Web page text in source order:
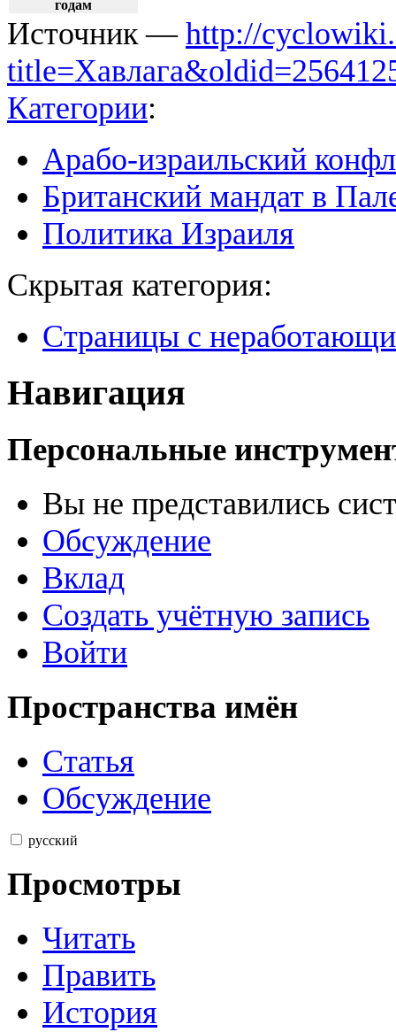
годам
Источник — http://
Категории:
Арабо-израильский
Британский мандат в
Политика Израиля
Скрытая категория:
Страницы с
Навигация
Персональные
Вы не представились
Обсуждение
Вклад
Создать учётную запись
Войти
Пространства имён
Статья
Обсуждение
русский
Просмотры
Читать
Править
История